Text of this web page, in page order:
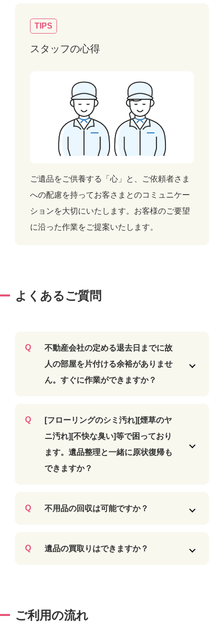
TIPS
スタッフの心得
ご遺品をご供養する「心」と、ご依頼者さま
への配慮を持ってお客さまとのコミュニケー
ションを大切にいたします。お客様のご要望
に沿った作業をご提案いたします。
よくあるご質問
不動産会社の定める退去日までに故
人の部屋を片付ける余裕がありませ
ん。すぐに作業ができますか？
[フローリングのシミ汚れ][煙草のヤ
ニ汚れ][不快な臭い]等で困っており
ます。遺品整理と一緒に原状復帰も
できますか？
不用品の回収は可能ですか？
遺品の買取りはできますか？
ご利用の流れ